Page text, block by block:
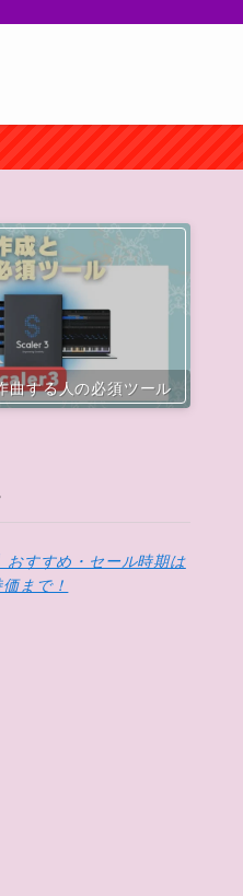
曲する人の必須ツール
おすすめ・セール時期は
まで！